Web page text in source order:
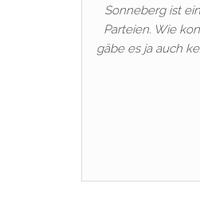
Sonneberg ist
Parteien. Wie
gäbe es ja auch